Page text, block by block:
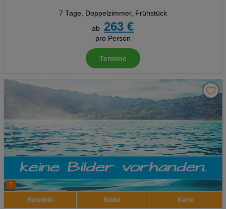
7 Tage, Doppelzimmer, Frühstück
ab
263 €
pro Person
Termine
7
Hotelinfo Bilder Karte